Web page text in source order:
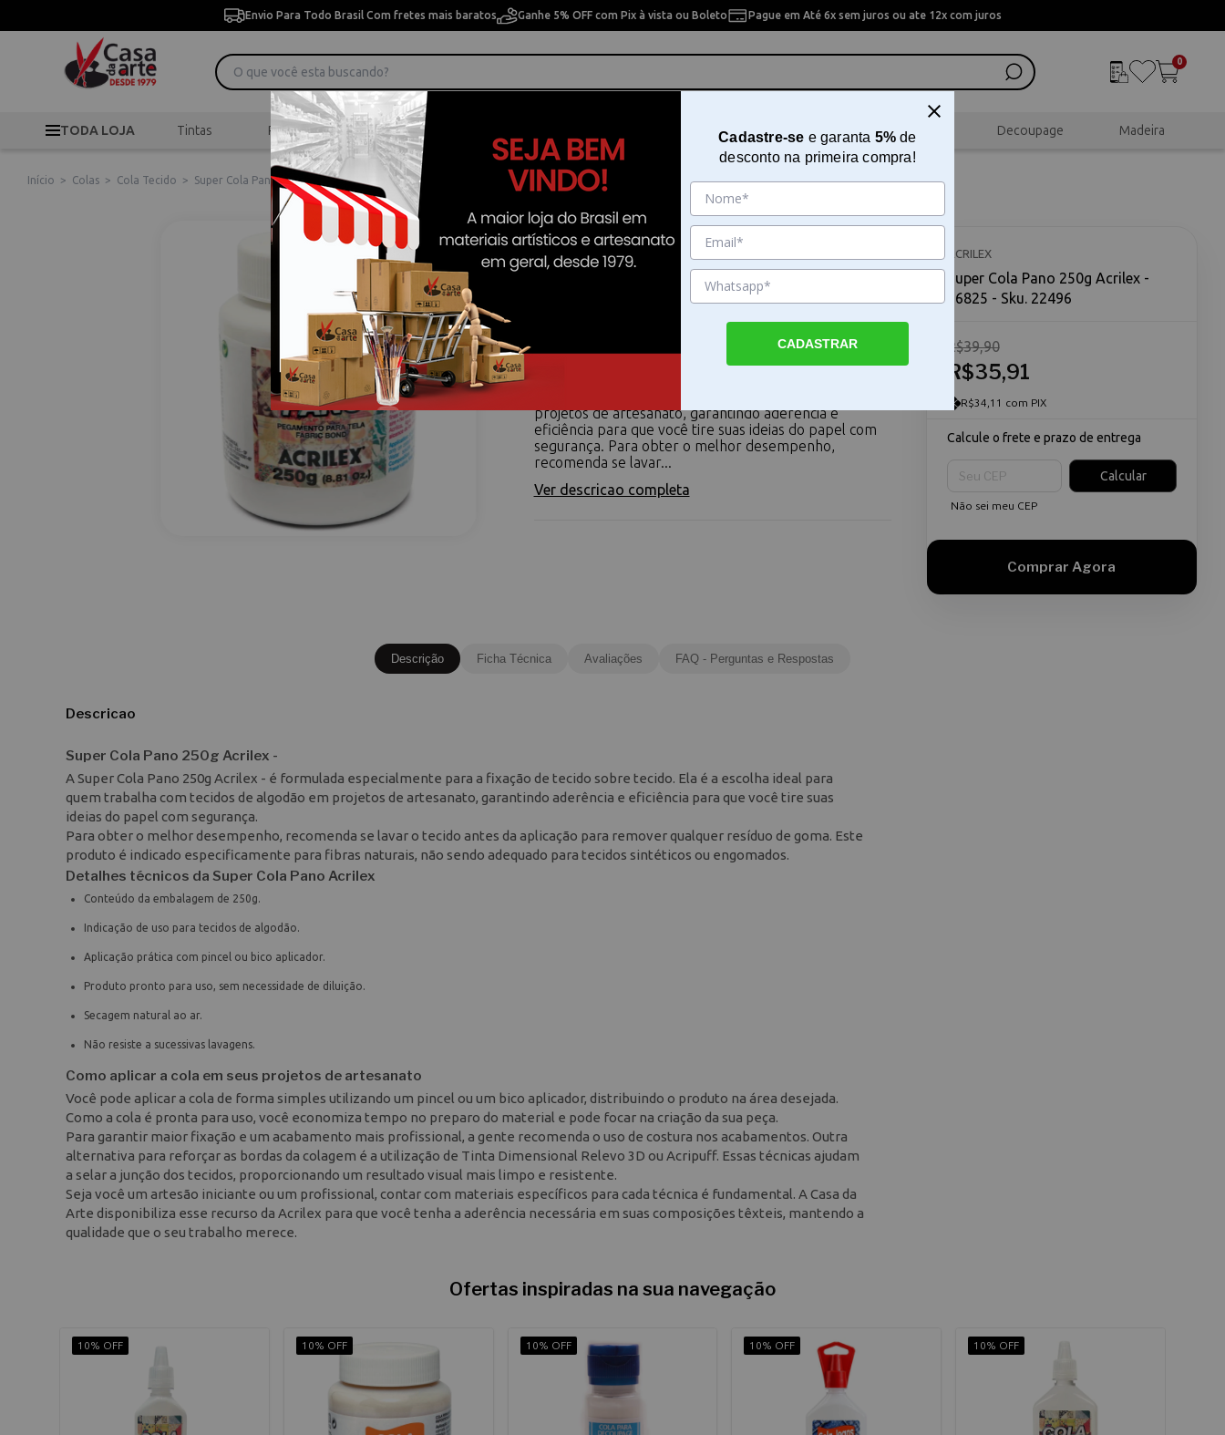
Envio Para Todo Brasil Com fretes mais baratos Ganhe 5% OFF com Pix à vista ou Boleto Pague em Até 6x sem juros ou ate 12x com juros
0
TODA LOJA Tintas Pincéis Desenho Pintura Artesanal Scrapbook Decoupage Madeira
Início > Colas > Cola Tecido > Super Cola Pano 250g Acrilex - 16825
Super Cola Pano 250g Acrilex - 16825
Super Cola Pano 250g Acrilex - A Super Cola Pano
250g Acrilex - é formulada especialmente para a
projetos de artesanato, garantindo aderência e
eficiência para que você tire suas ideias do papel com
segurança. Para obter o melhor desempenho,
recomenda se lavar...
Ver descricao completa
ACRILEX
Super Cola Pano 250g Acrilex -
16825 - Sku. 22496
R$35,91
R$39,90
R$34,11 com PIX
Calcule o frete e prazo de entrega
Calcular
Não sei meu CEP
Descrição Ficha Técnica Avaliações FAQ - Perguntas e Respostas
Descricao
Super Cola Pano 250g Acrilex -
A Super Cola Pano 250g Acrilex - é formulada especialmente para a fixação de tecido sobre tecido. Ela é a escolha ideal para
quem trabalha com tecidos de algodão em projetos de artesanato, garantindo aderência e eficiência para que você tire suas
ideias do papel com segurança.
Para obter o melhor desempenho, recomenda se lavar o tecido antes da aplicação para remover qualquer resíduo de goma. Este
produto é indicado especificamente para fibras naturais, não sendo adequado para tecidos sintéticos ou engomados.
Detalhes técnicos da Super Cola Pano Acrilex
Conteúdo da embalagem de 250g.
Indicação de uso para tecidos de algodão.
Aplicação prática com pincel ou bico aplicador.
Produto pronto para uso, sem necessidade de diluição.
Secagem natural ao ar.
Não resiste a sucessivas lavagens.
Como aplicar a cola em seus projetos de artesanato
Você pode aplicar a cola de forma simples utilizando um pincel ou um bico aplicador, distribuindo o produto na área desejada.
Como a cola é pronta para uso, você economiza tempo no preparo do material e pode focar na criação da sua peça.
Para garantir maior fixação e um acabamento mais profissional, a gente recomenda o uso de costura nos acabamentos. Outra
alternativa para reforçar as bordas da colagem é a utilização de Tinta Dimensional Relevo 3D ou Acripuff. Essas técnicas ajudam
a selar a junção dos tecidos, proporcionando um resultado visual mais limpo e resistente.
Seja você um artesão iniciante ou um profissional, contar com materiais específicos para cada técnica é fundamental. A Casa da
Arte disponibiliza esse recurso da Acrilex para que você tenha a aderência necessária em suas composições têxteis, mantendo a
qualidade que o seu trabalho merece.
Ofertas inspiradas na sua navegação
10% OFF 10% OFF 10% OFF 10% OFF 10% OFF
Cadastre-se e garanta 5%de
desconto na primeira compra!
CADASTRAR